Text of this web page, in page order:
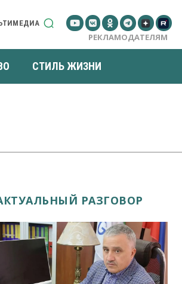
РЕКЛАМОДАТЕЛЯМ
СТИЛЬ ЖИЗНИ
РАЗГОВОР